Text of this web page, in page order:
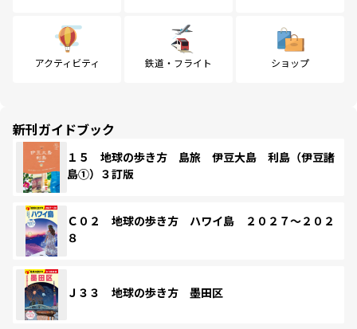
アクティビティ 鉄道・フライト ショップ
新刊ガイドブック
１５ 地球の歩き方 島旅 伊豆大島 利島（伊豆諸
島①）３訂版
Ｃ０２ 地球の歩き方 ハワイ島 ２０２７～２０２
８
Ｊ３３ 地球の歩き方 墨田区